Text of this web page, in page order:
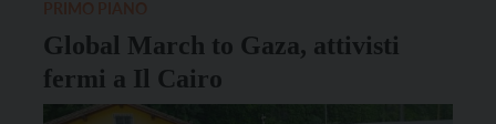
Global March to Gaza, attivisti
fermi a Il Cairo